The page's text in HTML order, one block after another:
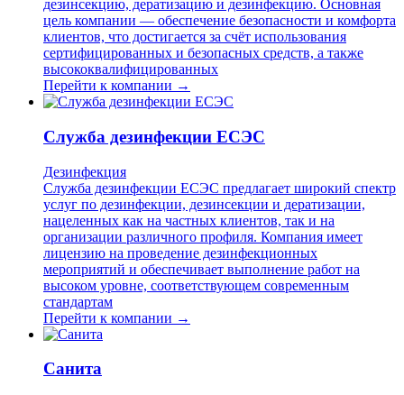
дезинсекцию, дератизацию и дезинфекцию. Основная
цель компании — обеспечение безопасности и комфорта
клиентов, что достигается за счёт использования
сертифицированных и безопасных средств, а также
высококвалифицированных
Перейти к компании →
Служба дезинфекции ЕСЭС
Дезинфекция
Служба дезинфекции ЕСЭС предлагает широкий спектр
услуг по дезинфекции, дезинсекции и дератизации,
нацеленных как на частных клиентов, так и на
организации различного профиля. Компания имеет
лицензию на проведение дезинфекционных
мероприятий и обеспечивает выполнение работ на
высоком уровне, соответствующем современным
стандартам
Перейти к компании →
Санита